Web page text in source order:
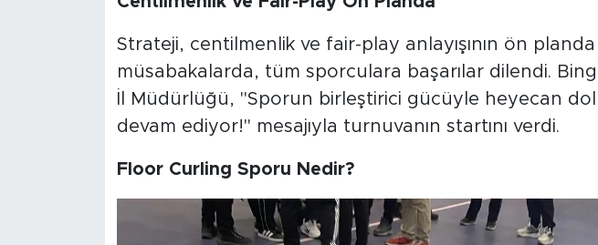
Strateji, centilmenlik ve fair-play anlayışının ön
müsabakalarda, tüm sporculara başarılar dilendi.
İl Müdürlüğü, "Sporun birleştirici gücüyle heyecan
devam ediyor!" mesajıyla turnuvanın startını verdi.
Floor Curling Sporu Nedir?